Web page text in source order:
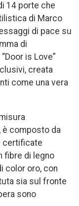
14 porte che
di Marco
di pace su
di
is Love”
creata
come una vera
composto da
certificate
fibre di legno
color oro, con
sia sul fronte
sono